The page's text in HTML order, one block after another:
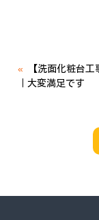
«
【洗面化粧台
｜大変満足です